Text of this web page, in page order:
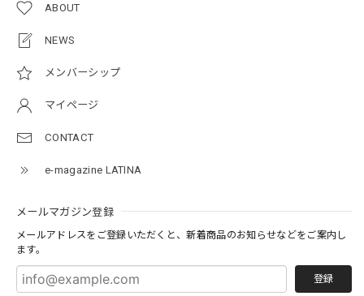
ABOUT
NEWS
メンバーシップ
マイページ
CONTACT
e-magazine LATINA
メールマガジン登録
メールアドレスをご登録いただくと、新着商品のお知らせなどをご案内し
ます。
登録